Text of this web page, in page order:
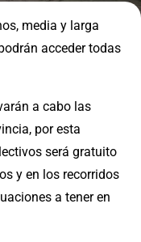
media y larga
acceder todas
a cabo las
por esta
será gratuito
y en los recorridos
a tener en